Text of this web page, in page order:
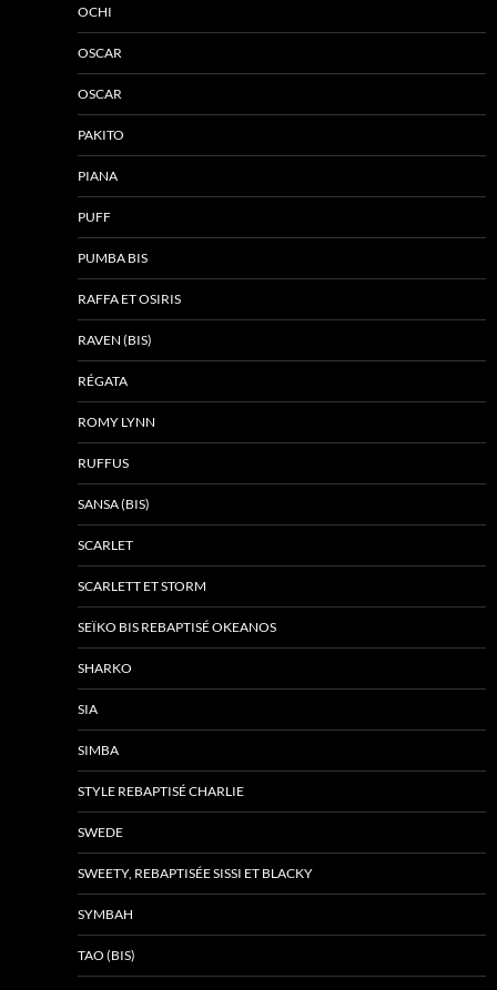
OCHI
OSCAR
OSCAR
PAKITO
PIANA
PUFF
PUMBA BIS
RAFFA ET OSIRIS
RAVEN (BIS)
RÉGATA
ROMY LYNN
RUFFUS
SANSA (BIS)
SCARLET
SCARLETT ET STORM
SEÏKO BIS REBAPTISÉ OKEANOS
SHARKO
SIA
SIMBA
STYLE REBAPTISÉ CHARLIE
SWEDE
SWEETY, REBAPTISÉE SISSI ET BLACKY
SYMBAH
TAO (BIS)